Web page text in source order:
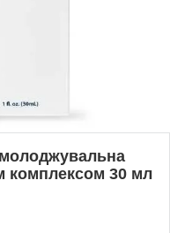
комплексом 30 мл